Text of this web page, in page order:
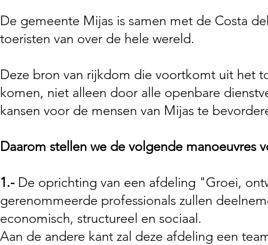
De gemeente Mijas is samen met de Costa
toeristen van over de hele wereld.
Deze bron van rijkdom die voortkomt uit het
komen, niet alleen door alle openbare
kansen voor de mensen van Mijas te
Daarom stellen we de volgende manoeuvres
1.-De oprichting van een afdeling "Groei,
gerenommeerde professionals zullen
economisch, structureel en sociaal.
Aan de andere kant zal deze afdeling een